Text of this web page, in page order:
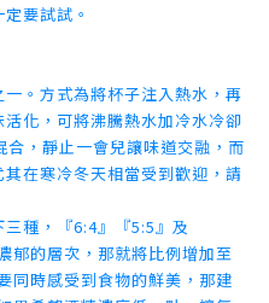
要試試。
。方式為將杯子注入熱水，再
化，可將沸騰熱水加冷水冷卻
，靜止一會兒讓味道交融，而
在寒冷冬天相當受到歡迎，請
種，『6:4』『5:5』及
郁的層次，那就將比例增加至
同時感受到食物的鮮美，那建